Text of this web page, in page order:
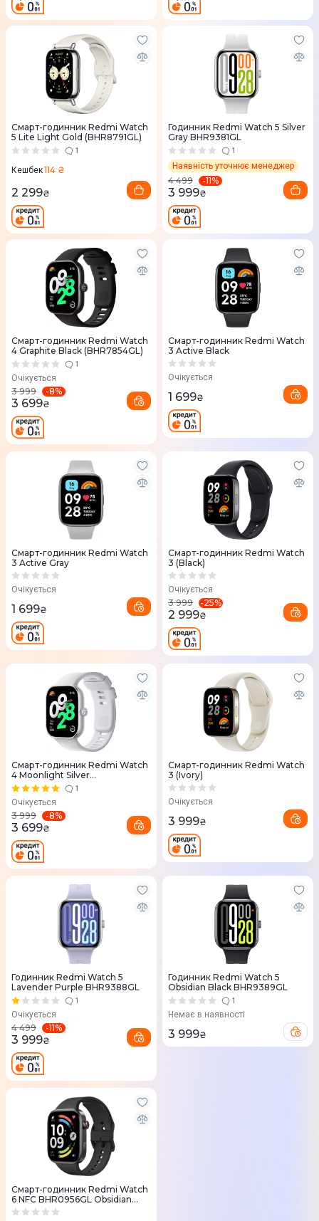
Смарт-годинник Redmi Watch
5 Lite Light Gold (BHR8791GL)
1
Кешбек114 ₴
2 299₴
Годинник Redmi Watch 5 Silver
Gray BHR9381GL
1
Наявність уточнює менеджер
4 499 -11%
3 999₴
Смарт-годинник Redmi Watch
4 Graphite Black (BHR7854GL)
1
Очікується
3 999 -8%
3 699₴
Смарт-годинник Redmi Watch
3 Active Black
Очікується
1 699₴
Смарт-годинник Redmi Watch
3 Active Gray
Очікується
1 699₴
Смарт-годинник Redmi Watch
3 (Black)
Очікується
3 999 -25%
2 999₴
Смарт-годинник Redmi Watch
4 Moonlight Silver
(BHR7848GL) 1
Очікується
3 999 -8%
3 699₴
Смарт-годинник Redmi Watch
3 (Ivory)
Очікується
3 999₴
Годинник Redmi Watch 5
Lavender Purple BHR9388GL
1
Очікується
4 499 -11%
3 999₴
Годинник Redmi Watch 5
Obsidian Black BHR9389GL
1
Немає в наявності
3 999₴
Смарт-годинник Redmi Watch
6 NFC BHR0956GL Obsidian
Black Чорний